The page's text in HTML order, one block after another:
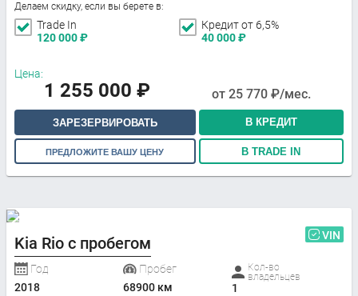
Делаем скидку, если вы берете в:
Trade In
120 000₽
Кредит от 6,5%
40 000₽
Цена:
1 255 000 ₽ от 25 770 ₽/мес.
ЗАРЕЗЕРВИРОВАТЬ В КРЕДИТ
ПРЕДЛОЖИТЕ ВАШУ ЦЕНУ В TRADE IN
Kia Rio с пробегом VIN
Год
2018
Пробег
68900 км
Кол-во
владельцев
1